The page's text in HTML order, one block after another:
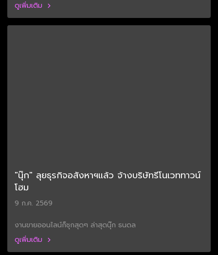
ดูเพิ่มเติม
"นุ๊ก" ลุยธุรกิจอสังหาฯแล้ว จ้างบริษัทรีโนเวททาวน์
โฮม
9 ก.ค. 2569
งานขายออนไลน์ก็ชุกสุดๆ ล่าสุดนุ๊ก ธนดล
ดูเพิ่มเติม